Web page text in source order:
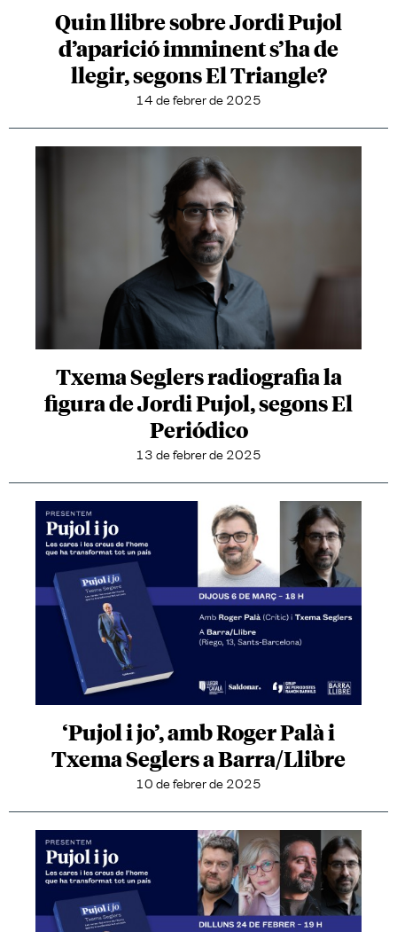
Quin llibre sobre Jordi Pujol
d’aparició imminent s’ha de
llegir, segons El Triangle?
14 de febrer de 2025
Txema Seglers radiografia la
figura de Jordi Pujol, segons El
Periódico
13 de febrer de 2025
‘Pujol i jo’, amb Roger Palà i
Txema Seglers a Barra/Llibre
10 de febrer de 2025